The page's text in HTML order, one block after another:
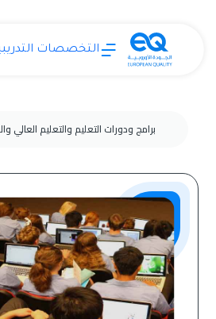
التخصصات
برامج ودورات التعليم والتعليم العالي